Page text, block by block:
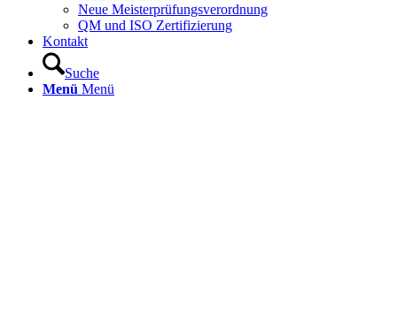
Neue Meisterprüfungsverordnung
QM und ISO Zertifizierung
Kontakt
Suche
Menü Menü